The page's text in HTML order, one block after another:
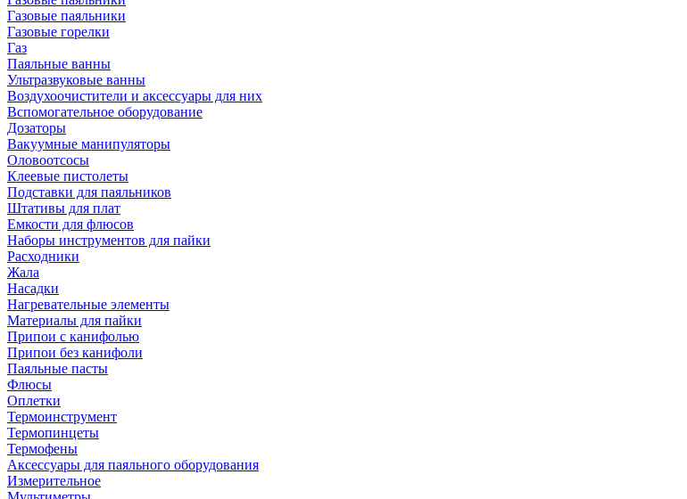
Газовые паяльники
Газовые горелки
Газ
Паяльные ванны
Ультразвуковые ванны
Воздухоочистители и аксессуары для них
Вспомогательное оборудование
Дозаторы
Вакуумные манипуляторы
Оловоотсосы
Клеевые пистолеты
Подставки для паяльников
Штативы для плат
Емкости для флюсов
Наборы инструментов для пайки
Расходники
Жала
Насадки
Нагревательные элементы
Материалы для пайки
Припои с канифолью
Припои без канифоли
Паяльные пасты
Флюсы
Оплетки
Термоинструмент
Термопинцеты
Термофены
Аксессуары для паяльного оборудования
Измерительное